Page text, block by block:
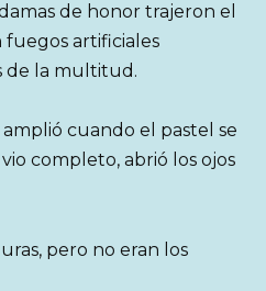
de honor trajeron el
fuegos artificiales
de la multitud.
amplió cuando el pastel se
completo, abrió los ojos
pero no eran los